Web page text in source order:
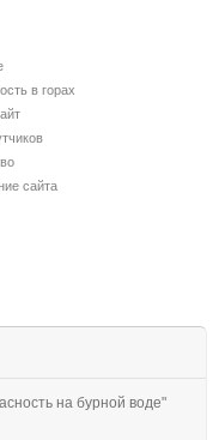
в горах
сайта
на бурной воде"